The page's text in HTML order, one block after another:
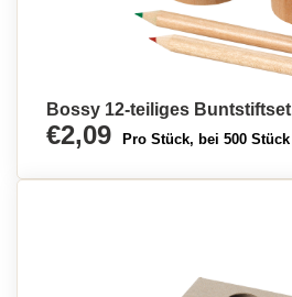
Bossy 12-teiliges Buntstiftset
€2,09 Pro Stück, bei 500 Stück